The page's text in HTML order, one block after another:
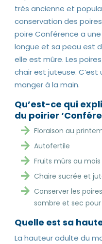
très ancienne et
conservation des
poire Conférence a
longue et sa peau est
elle est mûre. Les
chair est juteuse.
manger à la main.
Qu’est-ce qui
du poirier
Floraison au
Autofertile
Fruits mûrs au
Chaire sucrée et
Conserver les
sombre et sec
Quelle est sa
La hauteur adulte du